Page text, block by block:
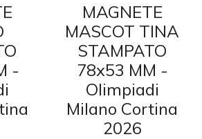
-
MAGNETE
MASCOT TINA
STAMPATO
78x53 MM -
Olimpiadi
Milano Cortina
2026